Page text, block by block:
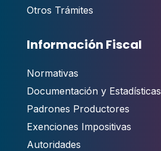
Otros Trámites
Información Fiscal
Normativas
Documentación y Estadísticas
Padrones Productores
Exenciones Impositivas
Autoridades